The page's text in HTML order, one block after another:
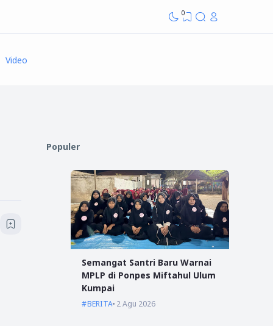
0
Video
Populer
Semangat Santri Baru Warnai
MPLP di Ponpes Miftahul Ulum
Kumpai
BERITA 2 Agu 2026